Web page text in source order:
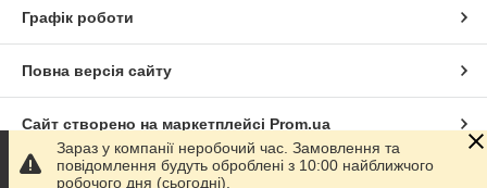
Графік роботи
Повна версія сайту
Сайт створено на маркетплейсі Prom.ua
Політика конфіденційності
Зараз у компанії неробочий час. Замовлення та
повідомлення будуть оброблені з 10:00 найближчого
робочого дня (сьогодні).